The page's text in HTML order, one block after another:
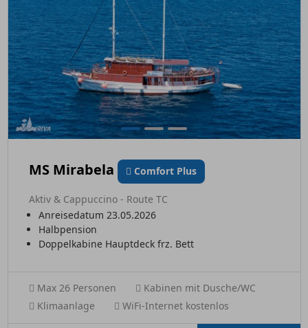
MS Mirabela Comfort Plus
Aktiv & Cappuccino - Route TC
Anreisedatum 23.05.2026
Halbpension
Doppelkabine Hauptdeck frz. Bett
Max 26 Personen
Kabinen mit Dusche/WC
Klimaanlage
WiFi-Internet kostenlos